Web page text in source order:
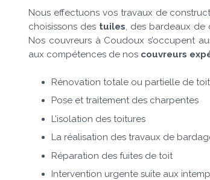
Nous effectuons vos travaux de
choisissons des tuiles, des bardeaux de
Nos couvreurs à Coudoux s’occupent
aux compétences de nos couvreurs
Rénovation totale ou partielle de
Pose et traitement des charpentes
L’isolation des toitures
La réalisation des travaux de
Réparation des fuites de toit
Intervention urgente suite aux